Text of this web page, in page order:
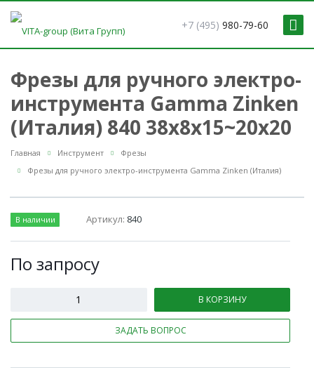
+7 (495) 980-79-60
Фрезы для ручного электро-
инструмента Gamma Zinken
(Италия) 840 38x8x15~20x20
Главная Инструмент
Фрезы
Фрезы для ручного электро-инструмента Gamma Zinken (Италия)
В наличии Артикул: 840
По запросу
В КОРЗИНУ
ЗАДАТЬ ВОПРОС